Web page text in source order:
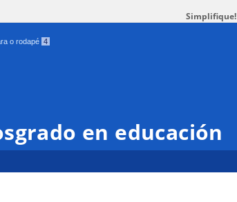
Simplifique!
o rodapé 4
en educación